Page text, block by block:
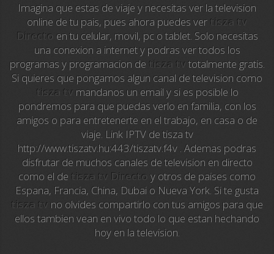
NFL Flow
Sky News
EuroSport
EuroSport 2
Viasat Sport
M20 Music
BBC World News
Telecinco
1 HD
Imagina que estas de viaje y necesitas ver la television
online de tu pais, pues ahora puedes ver tisza tv
Directo en tu celular, movil, pc o tablet. Solo necesitas
una conexion a internet y podras ver todos los
programas y programacion de tisza tvtotalmente gratis.
Si quieres que pongamos algun canal de television como
tisza tv mandanos un email y si es posible lo
pondremos para que puedas verlo en familia, con los
amigos o para entretenerte en el trabajo, en casa o de
viaje. Link IPTV de tisza tv
http://www.tiszatv.hu:443/tiszatv.f4v . Ademas podras
disfrutar de muchos canales de television en directo
como el de tisza tv Directo y otros de paises como
Espana, Francia, China, Dubai o Nueva York. Si te gusta
tisza tv no olvides compartirlo con tus amigos para que
ellos tambien vean en vivo todo lo que estan hechando
hoy en la television.